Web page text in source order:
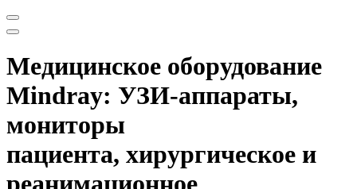
Медицинское оборудование
Mindray: УЗИ-аппараты,
мониторы
пациента, хирургическое и